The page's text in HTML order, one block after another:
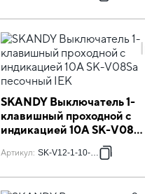
SKANDY Выключатель 1-
клавишный проходной с
индикацией 10А SK-V08Sa
Артикул: SK-V12-1-10-K98